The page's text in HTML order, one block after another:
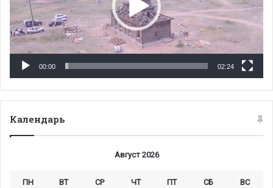
00:00 02:24
Календарь
Август 2026
ПН ВТ СР ЧТ ПТ СБ ВС